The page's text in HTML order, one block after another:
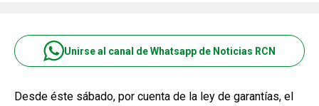
Unirse al canal de Whatsapp de Noticias RCN
Desde éste sábado, por cuenta de la ley de garantías, el